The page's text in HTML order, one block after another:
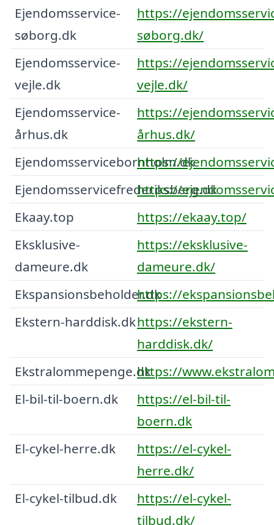
Ejendomsservice-
søborg.dk
https://
søborg.dk/
Ejendomsservice-
vejle.dk
https://
vejle.dk/
Ejendomsservice-
århus.dk
https://
århus.dk/
Ejendomsservicebornholm.dk
https://
Ejendomsservicefrederiksberg.dk
https://
Ekaay.top
https://ekaay.top/
Eksklusive-
dameure.dk
https://eksklusive-
dameure.dk/
Ekspansionsbeholder.dk
https://
Ekstern-harddisk.dkhttps://ekstern-
harddisk.dk/
Ekstralommepenge.dkhttps://
El-bil-til-boern.dk
https://el-bil-til-
boern.dk
El-cykel-herre.dk
https://el-cykel-
herre.dk/
El-cykel-tilbud.dk
https://el-cykel-
tilbud.dk/